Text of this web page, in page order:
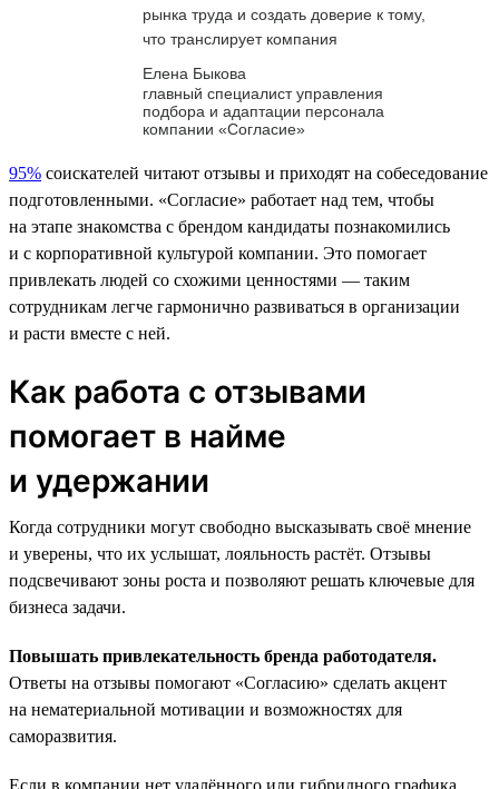
рынка труда и создать доверие к тому,
что транслирует компания
Елена Быкова
главный специалист управления
подбора и адаптации персонала
компании «Согласие»
95% соискателей читают отзывы и приходят на собеседование
подготовленными. «Согласие» работает над тем, чтобы
на этапе знакомства с брендом кандидаты познакомились
и с корпоративной культурой компании. Это помогает
привлекать людей со схожими ценностями — таким
сотрудникам легче гармонично развиваться в организации
и расти вместе с ней.
Как работа с отзывами
помогает в найме
и удержании
Когда сотрудники могут свободно высказывать своё мнение
и уверены, что их услышат, лояльность растёт. Отзывы
подсвечивают зоны роста и позволяют решать ключевые для
бизнеса задачи.
Повышать привлекательность бренда работодателя.
Ответы на отзывы помогают «Согласию» сделать акцент
на нематериальной мотивации и возможностях для
саморазвития.
Если в компании нет удалённого или гибридного графика